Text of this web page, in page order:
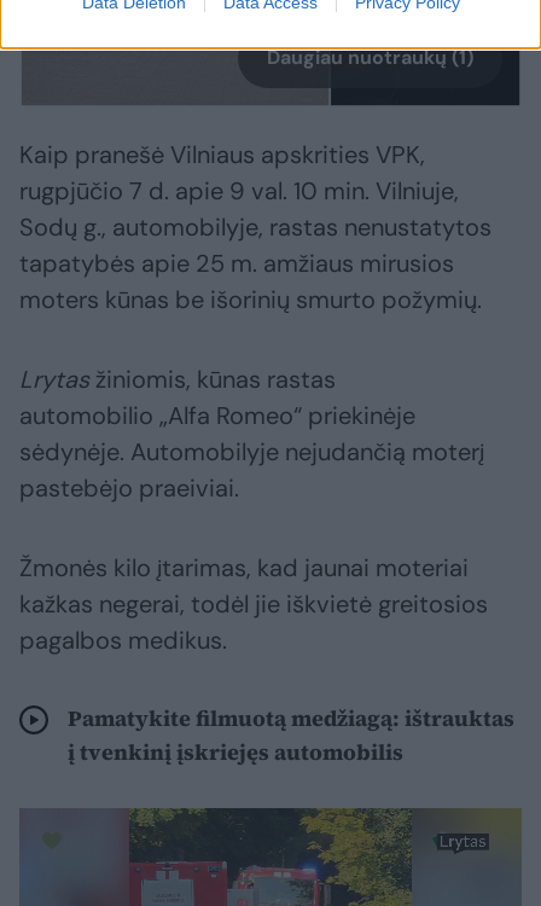
Daugiau nuotraukų (1)
Kaip pranešė Vilniaus apskrities VPK,
rugpjūčio 7 d. apie 9 val. 10 min. Vilniuje,
Sodų g., automobilyje, rastas nenustatytos
tapatybės apie 25 m. amžiaus mirusios
moters kūnas be išorinių smurto požymių.
Lrytasžiniomis, kūnas rastas
automobilio „Alfa Romeo“ priekinėje
sėdynėje. Automobilyje nejudančią moterį
pastebėjo praeiviai.
Žmonės kilo įtarimas, kad jaunai moteriai
kažkas negerai, todėl jie iškvietė greitosios
pagalbos medikus.
Pamatykite filmuotą medžiagą: ištrauktas
į tvenkinį įskriejęs automobilis